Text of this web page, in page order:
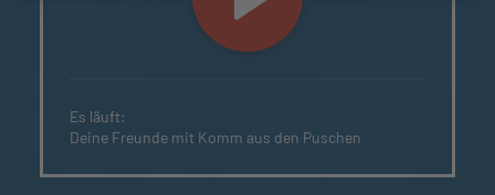
Es läuft:
Deine Freunde mit Komm aus den Puschen